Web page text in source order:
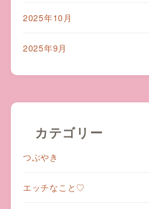
2025年10月
2025年9月
カテゴリー
つぶやき
エッチなこと♡